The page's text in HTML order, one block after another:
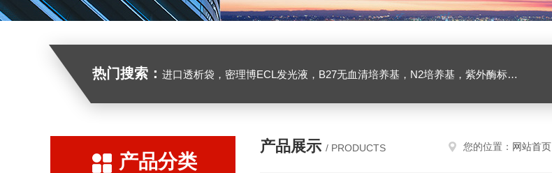
热门搜索： 进口透析袋，密理博ECL发光液，B27无血清培养基，N2培养基，紫外酶标板，Gibco胶原酶，Trizol一步法试剂，反转录酶试剂盒，脂质体2000转染试剂，Roche原装潮霉素B
产品分类
产品展示 / PRODUCTS 您的位置： 网站首页